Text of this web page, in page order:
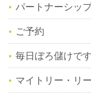
パートナーシッ
ご予約
毎日ぼろ儲けで
マイトリー・リ